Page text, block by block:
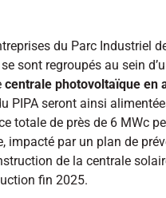
du Parc Industriel
sont regroupés au sein
centrale photovoltaïque en
PIPA seront ainsi
totale de près de 6 MWc
impacté par un plan de
de la centrale
fin 2025.